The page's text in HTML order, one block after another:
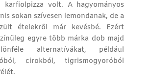
karfiolpizza volt. A hagyományos
sokan szívesen lemondanak, de a
ételekről már kevésbé. Ezért
egyre több márka dob majd
alternatívákat, például
cirokból, tigrismogyoróból